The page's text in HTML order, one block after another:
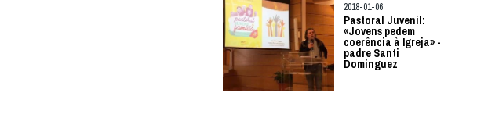
2018-01-06
Pastoral Juvenil:
«Jovens pedem
coerência à Igreja» -
padre Santi
Dominguez